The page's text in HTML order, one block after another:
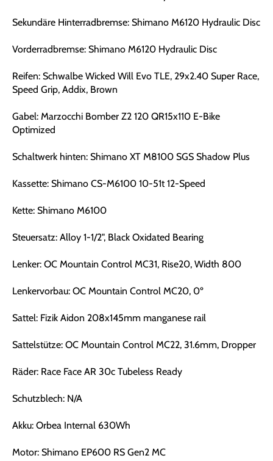
Sekundäre Hinterradbremse: Shimano M6120 Hydraulic Disc
Vorderradbremse: Shimano M6120 Hydraulic Disc
Reifen: Schwalbe Wicked Will Evo TLE, 29x2.40 Super Race,
Speed Grip, Addix, Brown
Gabel: Marzocchi Bomber Z2 120 QR15x110 E-Bike
Optimized
Schaltwerk hinten: Shimano XT M8100 SGS Shadow Plus
Kassette: Shimano CS-M6100 10-51t 12-Speed
Kette: Shimano M6100
Steuersatz: Alloy 1-1/2", Black Oxidated Bearing
Lenker: OC Mountain Control MC31, Rise20, Width 800
Lenkervorbau: OC Mountain Control MC20, 0º
Sattel: Fizik Aidon 208x145mm manganese rail
Sattelstütze: OC Mountain Control MC22, 31.6mm, Dropper
Räder: Race Face AR 30c Tubeless Ready
Schutzblech: N/A
Akku: Orbea Internal 630Wh
Motor: Shimano EP600 RS Gen2 MC